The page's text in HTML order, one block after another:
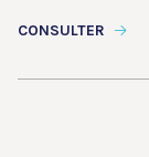
CONSULTER